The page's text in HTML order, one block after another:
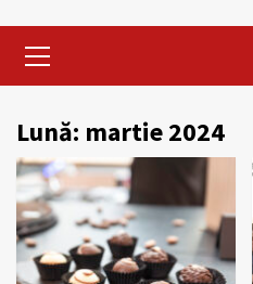
Menu
Lună: martie 2024